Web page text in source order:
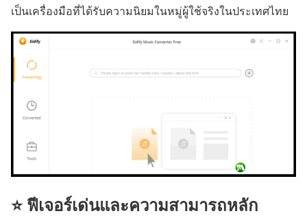
เป็นเครื่องมือที่ได้รับความนิยมในหมู่ผู้ใช้จริงในประเทศไทย
⭐ ฟีเจอร์เด่นและความสามารถหลัก